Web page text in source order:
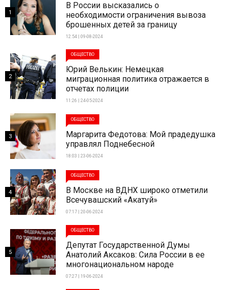
В России высказались о
необходимости ограничения вывоза
брошенных детей за границу
12:54 | 09-08-2024
1
ОБЩЕСТВО
Юрий Велькин: Немецкая
миграционная политика отражается в
отчетах полиции
11:26 | 24-05-2024
2
ОБЩЕСТВО
Маргарита Федотова: Мой прадедушка
управлял Поднебесной
18:03 | 23-06-2024
3
ОБЩЕСТВО
В Москве на ВДНХ широко отметили
Всечувашский «Акатуй»
07:17 | 20-06-2024
4
ОБЩЕСТВО
Депутат Государственной Думы
Анатолий Аксаков: Сила России в ее
многонациональном народе
07:27 | 19-06-2024
5